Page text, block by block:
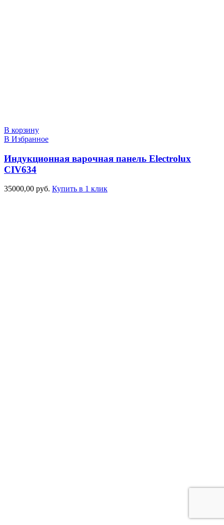
В корзину
В Избранное
Индукционная варочная панель Electrolux
CIV634
35000,00 руб. Купить в 1 клик